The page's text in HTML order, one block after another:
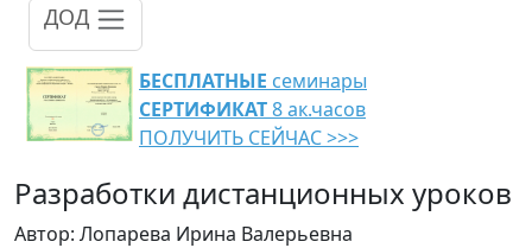
ДОД
БЕСПЛАТНЫЕ семинары
СЕРТИФИКАТ8 ак.часов
ПОЛУЧИТЬ СЕЙЧАС >>>
Разработки дистанционных уроков
Автор: Лопарева Ирина Валерьевна